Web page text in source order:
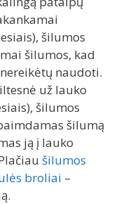
šilumos
šilumos, kad
naudoti.
už lauko
šilumos
šilumą
ją į lauko
šilumos
broliai –